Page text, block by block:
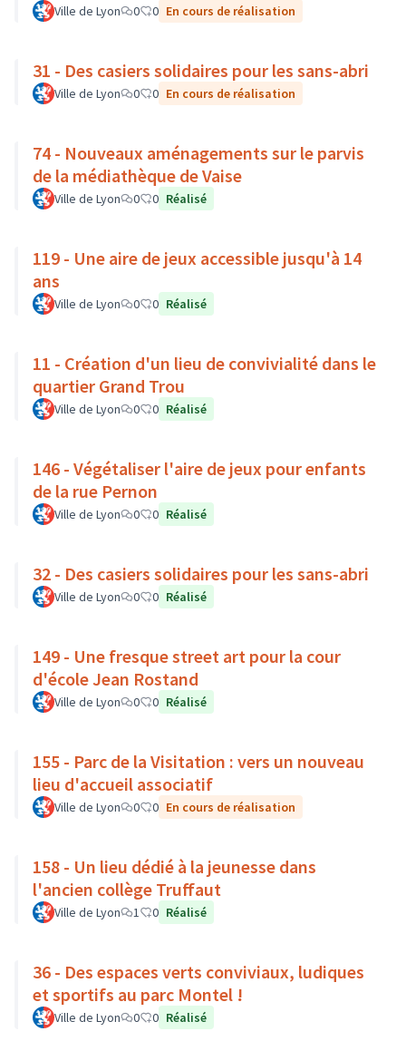
Ville de Lyon 0 0 En cours de réalisation
31 - Des casiers solidaires pour les sans-abri
Ville de Lyon 0 0 En cours de réalisation
74 - Nouveaux aménagements sur le parvis
de la médiathèque de Vaise
Ville de Lyon 0 0 Réalisé
119 - Une aire de jeux accessible jusqu'à 14
ans
Ville de Lyon 0 0 Réalisé
11 - Création d'un lieu de convivialité dans le
quartier Grand Trou
Ville de Lyon 0 0 Réalisé
146 - Végétaliser l'aire de jeux pour enfants
de la rue Pernon
Ville de Lyon 0 0 Réalisé
32 - Des casiers solidaires pour les sans-abri
Ville de Lyon 0 0 Réalisé
149 - Une fresque street art pour la cour
d'école Jean Rostand
Ville de Lyon 0 0 Réalisé
155 - Parc de la Visitation : vers un nouveau
lieu d'accueil associatif
Ville de Lyon 0 0 En cours de réalisation
158 - Un lieu dédié à la jeunesse dans
l'ancien collège Truffaut
Ville de Lyon 1 0 Réalisé
36 - Des espaces verts conviviaux, ludiques
et sportifs au parc Montel !
Ville de Lyon 0 0 Réalisé